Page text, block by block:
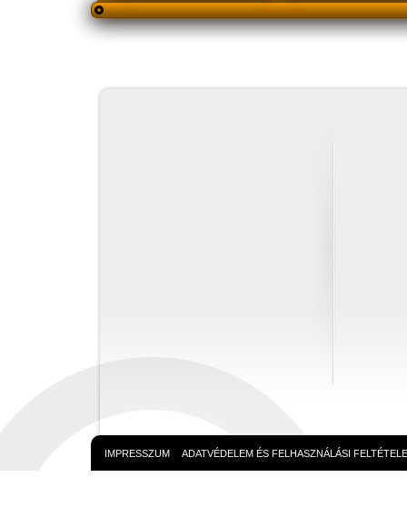
IMPRESSZUM ADATVÉDELEM ÉS FELHASZNÁLÁSI